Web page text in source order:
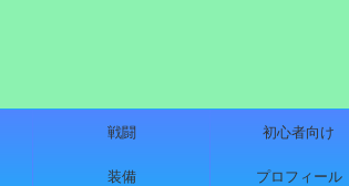
戦闘 初心者向け
装備 プロフィール